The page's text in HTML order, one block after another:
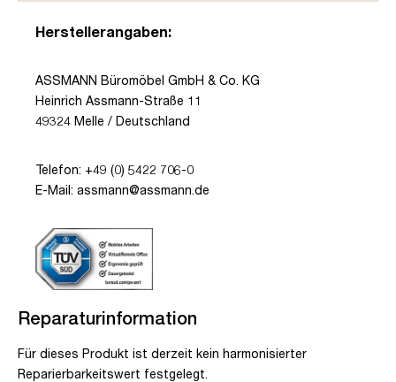
Herstellerangaben:
ASSMANN Büromöbel GmbH & Co. KG
Heinrich Assmann-Straße 11
49324 Melle / Deutschland
Telefon: +49 (0) 5422 706-0
E-Mail: assmann@assmann.de
Reparaturinformation
Für dieses Produkt ist derzeit kein harmonisierter
Reparierbarkeitswert festgelegt.